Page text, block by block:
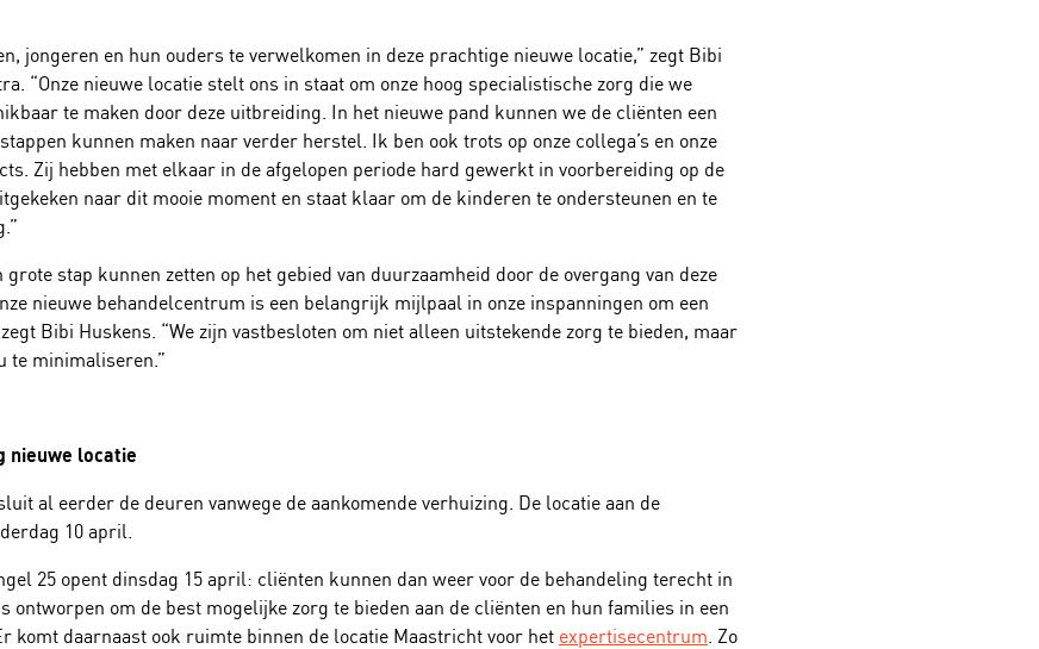
jongeren en hun ouders te verwelkomen in deze prachtige nieuwe locatie,” zegt Bibi
“Onze nieuwe locatie stelt ons in staat om onze hoog specialistische zorg die we
te maken door deze uitbreiding. In het nieuwe pand kunnen we de cliënten een
kunnen maken naar verder herstel. Ik ben ook trots op onze collega’s en onze
Zij hebben met elkaar in de afgelopen periode hard gewerkt in voorbereiding op de
naar dit mooie moment en staat klaar om de kinderen te ondersteunen en te
stap kunnen zetten op het gebied van duurzaamheid door de overgang van deze
nieuwe behandelcentrum is een belangrijk mijlpaal in onze inspanningen om een
Bibi Huskens. “We zijn vastbesloten om niet alleen uitstekende zorg te bieden, maar
te minimaliseren.”
nieuwe locatie
al eerder de deuren vanwege de aankomende verhuizing. De locatie aan de
10 april.
25 opent dinsdag 15 april: cliënten kunnen dan weer voor de behandeling terecht in
ontworpen om de best mogelijke zorg te bieden aan de cliënten en hun families in een
komt daarnaast ook ruimte binnen de locatie Maastricht voor het expertisecentrum . Zo